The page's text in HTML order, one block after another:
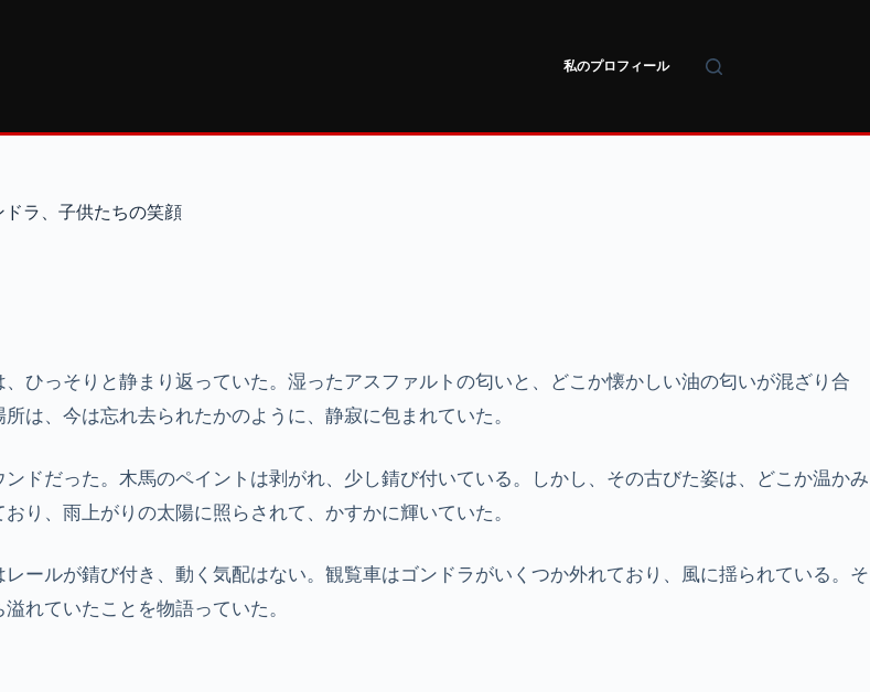
私のプロフィール
ラ、子供たちの笑顔
ひっそりと静まり返っていた。湿ったアスファルトの匂いと、どこか懐かしい油の匂いが混ざり合
は、今は忘れ去られたかのように、静寂に包まれていた。
ドだった。木馬のペイントは剥がれ、少し錆び付いている。しかし、その古びた姿は、どこか温かみ
り、雨上がりの太陽に照らされて、かすかに輝いていた。
ールが錆び付き、動く気配はない。観覧車はゴンドラがいくつか外れており、風に揺られている。そ
れていたことを物語っていた。